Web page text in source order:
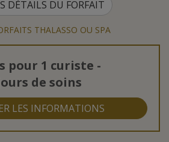
DÉTAILS DU FORFAIT
THALASSO OU SPA
pour 1 curiste -
de soins
LES INFORMATIONS